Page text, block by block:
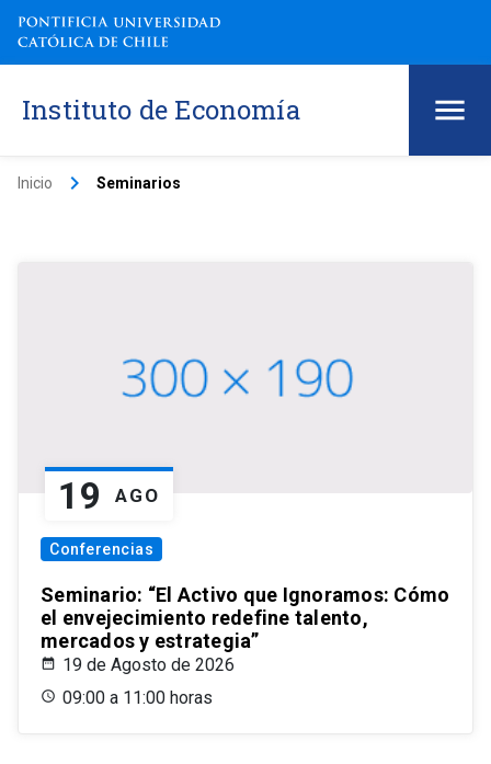
Instituto de Economía
Inicio keyboard_arrow_right Seminarios
19 AGO
Conferencias
Seminario: “El Activo que Ignoramos: Cómo
el envejecimiento redefine talento,
mercados y estrategia”
19 de Agosto de 2026
09:00 a 11:00 horas